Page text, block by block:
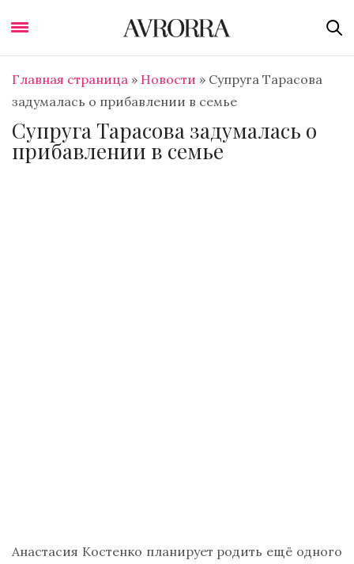
Главная страница » Новости » Супруга Тарасова
задумалась о прибавлении в семье
Супруга Тарасова задумалась о
прибавлении в семье
Анастасия Костенко планирует родить ещё одного